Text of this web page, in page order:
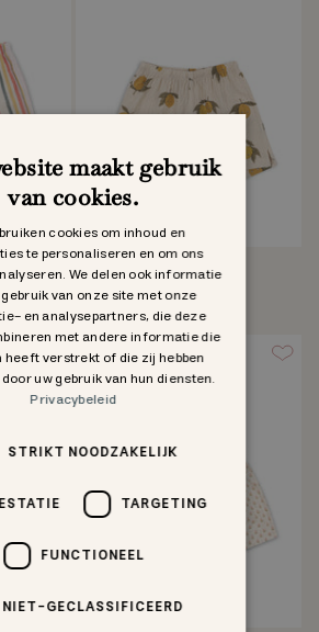
elliot shorts
40% off
maakt gebruik
van cookies.
cookies om inhoud en
te personaliseren en om ons
We delen ook informatie
van onze site met onze
en analysepartners, die deze
met andere informatie die
heeft verstrekt of die zij hebben
uw gebruik van hun diensten.
Privacybeleid
STRIKT NOODZAKELIJK
TARGETING
FUNCTIONEEL
NIET-GECLASSIFICEERD